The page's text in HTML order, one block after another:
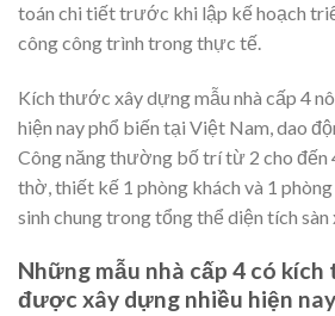
toán chi tiết trước khi lập kế hoạch
công công trình trong thực tế.
Kích thước xây dựng mẫu nhà cấp 4
hiện nay phổ biến tại Việt Nam, dao
Công năng thường bố trí từ 2 cho đến
thờ, thiết kế 1 phòng khách và 1
sinh chung trong tổng thể diện tích
Những mẫu nhà cấp 4 có
được xây dựng nhiều hiện nay